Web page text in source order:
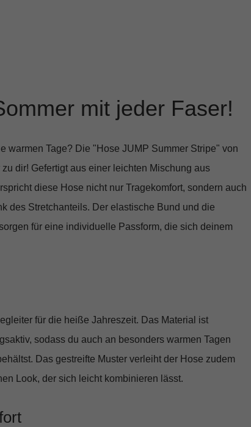
mit jeder Faser!
warmen Tage? Die "Hose JUMP Summer Stripe" von
dir! Gefertigt aus einer leichten Mischung aus
diese Hose nicht nur Tragekomfort, sondern auch
des Stretchanteils. Der elastische Bund und die
für eine individuelle Passform, die sich deinem
für die heiße Jahreszeit. Das Material ist
sodass du auch an besonders warmen Tagen
Das gestreifte Muster verleiht der Hose zudem
Look, der sich leicht kombinieren lässt.